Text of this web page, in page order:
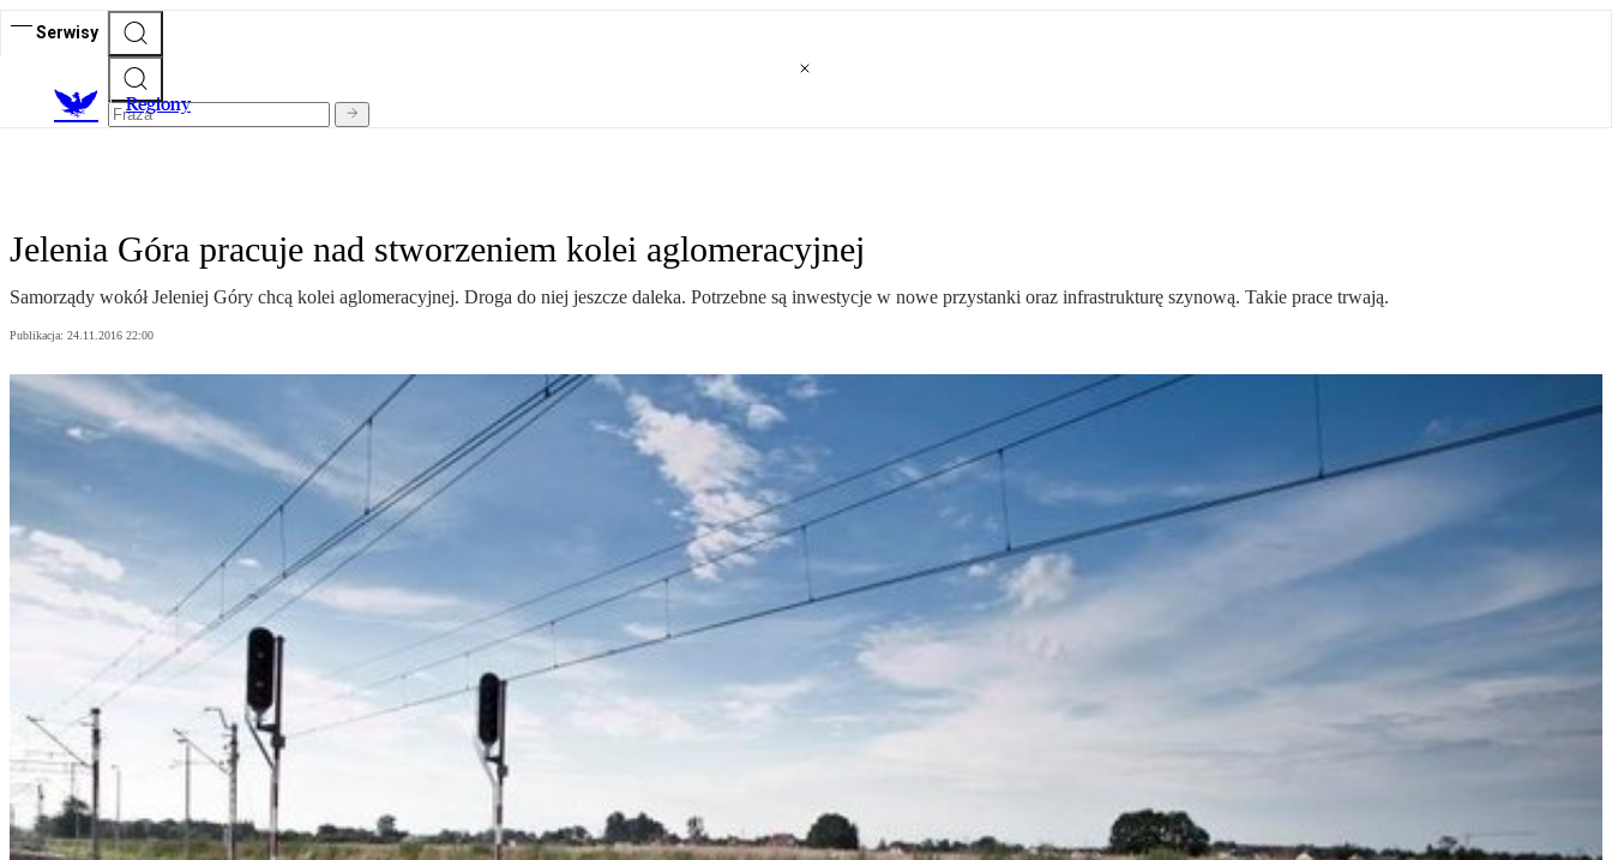
Serwisy
Regiony
Jelenia Góra pracuje nad stworzeniem kolei aglomeracyjnej
Samorządy wokół Jeleniej Góry chcą kolei aglomeracyjnej. Droga do niej jeszcze daleka. Potrzebne są inwestycje w nowe przystanki oraz infrastrukturę szynową. Takie prace trwają.
Publikacja: 24.11.2016 22:00